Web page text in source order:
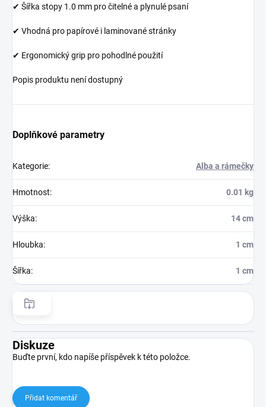
✔ Šířka stopy 1.0 mm pro čitelné a plynulé psaní
✔ Vhodná pro papírové i laminované stránky
✔ Ergonomický grip pro pohodlné použití
Popis produktu není dostupný
Doplňkové parametry
Kategorie: Alba a rámečky
Hmotnost: 0.01 kg
Výška: 14 cm
Hloubka: 1 cm
Šířka: 1 cm
Diskuze
Buďte první, kdo napíše příspěvek k této položce.
Přidat komentář